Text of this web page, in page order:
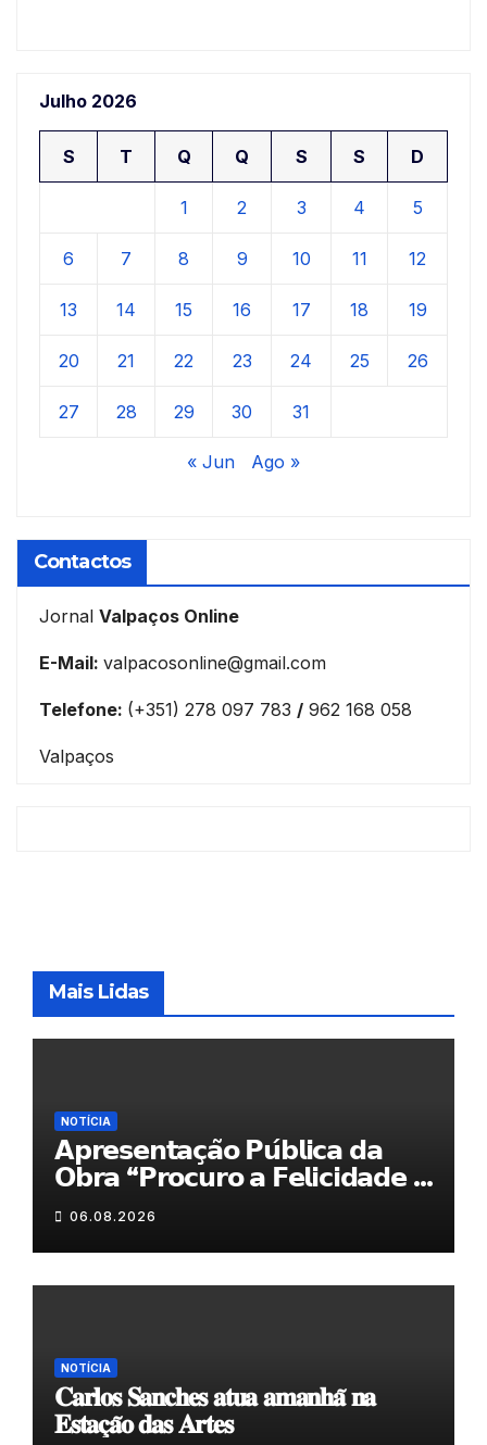
Julho 2026
S T Q Q S S D
1 2 3 4 5
6 7 8 9 10 11 12
13 14 15 16 17 18 19
20 21 22 23 24 25 26
27 28 29 30 31
« Jun Ago »
Contactos
Jornal Valpaços Online
E-Mail: valpacosonline@gmail.com
Telefone: (+351) 278 097 783 / 962 168 058
Valpaços
Mais Lidas
NOTÍCIA
𝗔𝗽𝗿𝗲𝘀𝗲𝗻𝘁𝗮𝗰̧𝗮̃𝗼 𝗣𝘂́𝗯𝗹𝗶𝗰𝗮 𝗱𝗮
𝗢𝗯𝗿𝗮 “𝗣𝗿𝗼𝗰𝘂𝗿𝗼 𝗮 𝗙𝗲𝗹𝗶𝗰𝗶𝗱𝗮𝗱𝗲 𝗲
𝗲𝗹𝗮 𝗺𝗼𝗿𝗮 𝗰𝗼𝗺𝗶𝗴𝗼”
06.08.2026
NOTÍCIA
𝐂𝐚𝐫𝐥𝐨𝐬 𝐒𝐚𝐧𝐜𝐡𝐞𝐬 𝐚𝐭𝐮𝐚 𝐚𝐦𝐚𝐧𝐡𝐚̃ 𝐧𝐚
𝐄𝐬𝐭𝐚𝐜̧𝐚̃𝐨 𝐝𝐚𝐬 𝐀𝐫𝐭𝐞𝐬